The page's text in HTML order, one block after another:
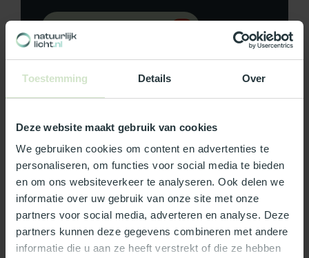
Toestemming Details Over
Deze website maakt gebruik van cookies
We gebruiken cookies om content en advertenties te
personaliseren, om functies voor social media te bieden
en om ons websiteverkeer te analyseren. Ook delen we
informatie over uw gebruik van onze site met onze
partners voor social media, adverteren en analyse. Deze
partners kunnen deze gegevens combineren met andere
informatie die u aan ze heeft verstrekt of die ze hebben
Neem contact op
Productomschrijving
Specificaties
Reviews